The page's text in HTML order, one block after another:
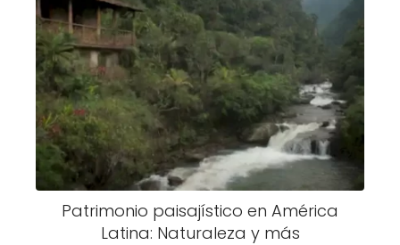
Patrimonio paisajístico en América
Latina: Naturaleza y más